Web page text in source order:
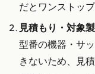
だとワンストップ
見積もり・対象
型番の機器・サ
きないため、見